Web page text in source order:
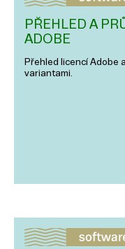
PŘEHLED A
ADOBE
Přehled licencí Adobe
variantami.